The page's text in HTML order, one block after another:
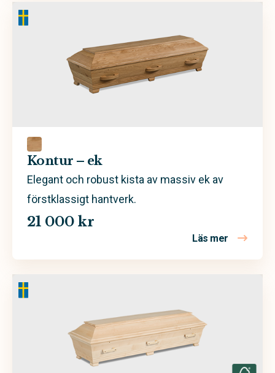
Kontur – ek
Elegant och robust kista av massiv ek av
förstklassigt hantverk.
21 000 kr
Läs mer om